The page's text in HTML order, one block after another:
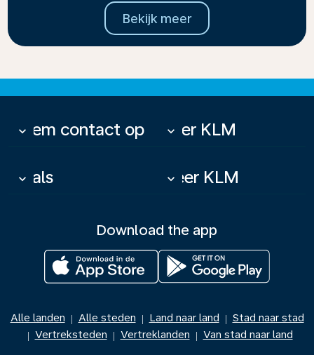
Bekijk meer
Neem contact op
keyboard_arrow_down Over KLM
keyboard_arrow_down
Deals
keyboard_arrow_down Meer KLM
keyboard_arrow_down
Download the app
Alle landen | Alle steden | Land naar land | Stad naar stad
| Vertreksteden | Vertreklanden | Van stad naar land